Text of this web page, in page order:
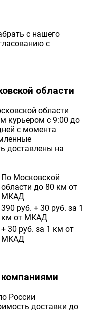
с нашего
с
области
области
курьером с 9:00 до
с момента
доставлены на
По Московской
области до 80 км от
МКАД
390 руб. + 30 руб. за 1
км от МКАД
+ 30 руб. за 1 км от
МКАД
России
доставки до